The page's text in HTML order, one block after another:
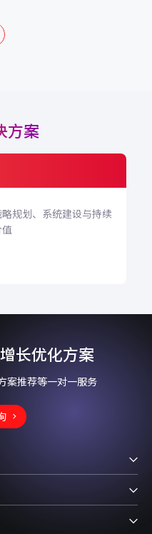
能导购、明确业绩
最终实现总部与门
方案
维和线上交付能力，促
长优化方案
案推荐等一对一服务